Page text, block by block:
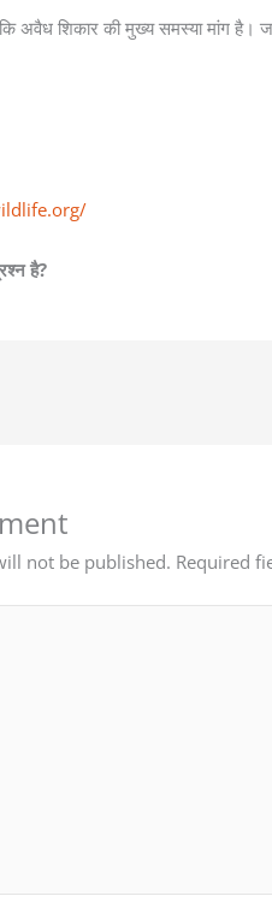
अवैध शिकार की मुख्य समस्या मांग है।
है?
not be published. Required